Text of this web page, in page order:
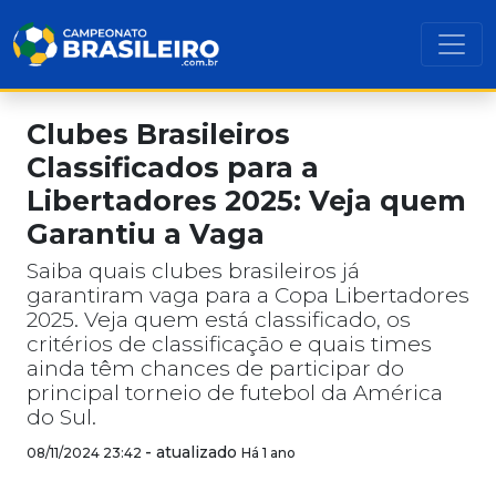
Clubes Brasileiros
Classificados para a
Libertadores 2025: Veja quem
Garantiu a Vaga
Saiba quais clubes brasileiros já
garantiram vaga para a Copa Libertadores
2025. Veja quem está classificado, os
critérios de classificação e quais times
ainda têm chances de participar do
principal torneio de futebol da América
do Sul.
08/11/2024 23:42 - atualizado Há 1 ano